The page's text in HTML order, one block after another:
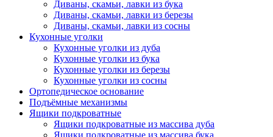
Диваны, скамьи, лавки из бука
Диваны, скамьи, лавки из березы
Диваны, скамьи, лавки из сосны
Кухонные уголки
Кухонные уголки из дуба
Кухонные уголки из бука
Кухонные уголки из березы
Кухонные уголки из сосны
Ортопедическое основание
Подъёмные механизмы
Ящики подкроватные
Ящики подкроватные из массива дуба
Ящики подкроватные из массива бука